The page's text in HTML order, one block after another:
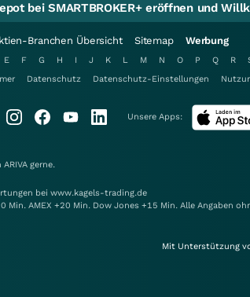
bei SMARTBROKER+ eröffnen und
Branchen Übersicht Sitemap Werbung
E F G H I J K L M N O P Q R
Datenschutz Datenschutz-Einstellungen
Unsere Apps:
ARIVA gerne.
bei www.kagels-trading.de
AMEX +20 Min. Dow Jones +15 Min. Alle Angaben
Mit Unterstützung